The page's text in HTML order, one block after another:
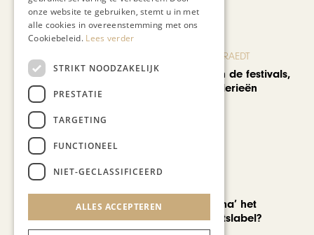
BLOG JO CORTENRAEDT
We verzuipen in de festivals,
feesten en braderieën
Is ‘Made in China’ het
nieuwe kwaliteitslabel?
onze website te gebruiken, stemt u in met
alle cookies in overeenstemming met ons
Cookiebeleid. Lees verder
STRIKT NOODZAKELIJK
PRESTATIE
TARGETING
FUNCTIONEEL
NIET-GECLASSIFICEERD
ALLES ACCEPTEREN